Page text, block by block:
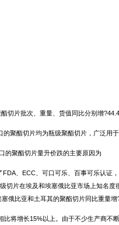
切片批次、重量、货值同比分别增
聚酯切片均为瓶级聚酯切片，广泛用
的聚酯切片量升价跌的主要原因为
、ECC、可口可乐、百事可乐认
片在埃及和埃塞俄比亚市场上知名
俄比亚和土耳其的聚酯切片同比重量
将增长15%以上。由于不少生产商